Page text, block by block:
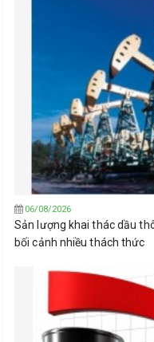
06/08/2026
Sản lượng khai thác dầu
bối cảnh nhiều thách thức